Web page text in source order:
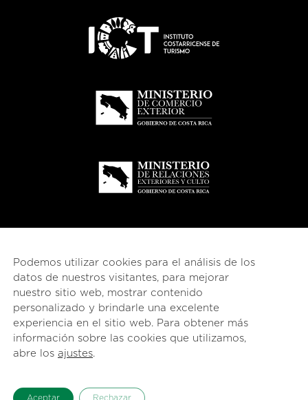
Podemos utilizar cookies para el análisis de los
datos de nuestros visitantes, para mejorar
nuestro sitio web, mostrar contenido
personalizado y brindarle una excelente
experiencia en el sitio web. Para obtener más
información sobre las cookies que utilizamos,
abre los ajustes.
Aceptar Rechazar
English(Inglés